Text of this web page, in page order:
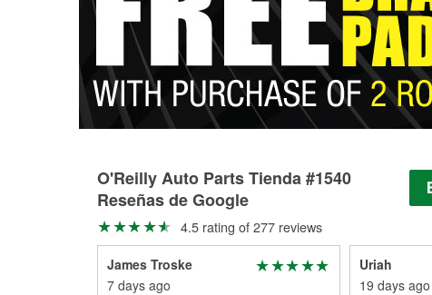
O'Reilly Auto Parts Tienda #1540
Reseñas de Google
4.5 rating of 277 reviews
James Troske
7 days ago
Uriah
19 days ago